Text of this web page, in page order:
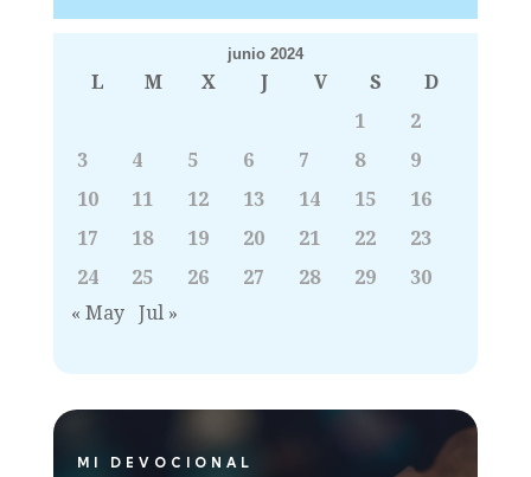
junio 2024
L M X J V S
D
1
2
3
4 5 6 7 8
9
10
11 12 13 14 15
16
17
18 19 20 21 22
23
24
25 26 27 28 29
30
« May Jul »
MI DEVOCIONAL